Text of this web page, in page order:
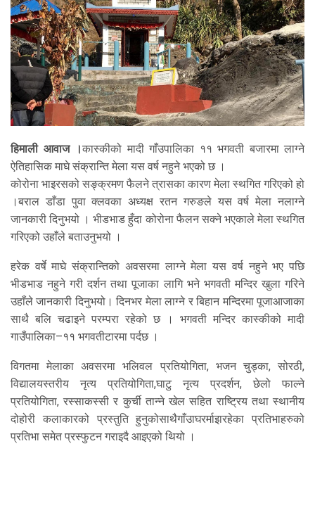
हिमाली आवाज ।कास्कीको मादी गाँउपालिका ११ भगवती बजारमा लाग्ने
ऐतिहासिक माघे संक्रान्ति मेला यस वर्ष नहुने भएको छ ।
कोरोना भाइरसको सङ्क्रमण फैलने त्रासका कारण मेला स्थगित गरिएको हो
।बराल डाँडा पुवा क्लवका अध्यक्ष रतन गरुङले यस वर्ष मेला नलाग्ने
जानकारी दिनुभयो । भीडभाड हुँदा कोरोना फैलन सक्ने भएकाले मेला स्थगित
गरिएको उहाँले बताउनुभयो ।
हरेक वर्षे माघे संक्रान्तिको अवसरमा लाग्ने मेला यस वर्ष नहुने भए पछि
भीडभाड नहुने गरी दर्शन तथा पूजाका लागि भने भगवती मन्दिर खुला गरिने
उहाँले जानकारी दिनुभयो। दिनभर मेला लाग्ने र बिहान मन्दिरमा पूजाआजाका
साथै बलि चढाइने परम्परा रहेको छ । भगवती मन्दिर कास्कीको मादी
गाउँपालिका–११ भगवतीटारमा पर्दछ ।
विगतमा मेलाका अवसरमा भलिवल प्रतियोगिता, भजन चुड्का, सोरठी,
विद्यालयस्तरीय नृत्य प्रतियोगिता,घाटु नृत्य प्रदर्शन, छेलो फाल्ने
प्रतियोगिता, रस्साकस्सी र कुर्ची तान्ने खेल सहित राष्ट्रिय तथा स्थानीय
दोहोरी कलाकारको प्रस्तुति हुनुकोसाथैगाँउाघरर्माइारहेका प्रतिभाहरुको
प्रतिभा समेत प्रस्फुटन गराइदै आइएको थियो ।